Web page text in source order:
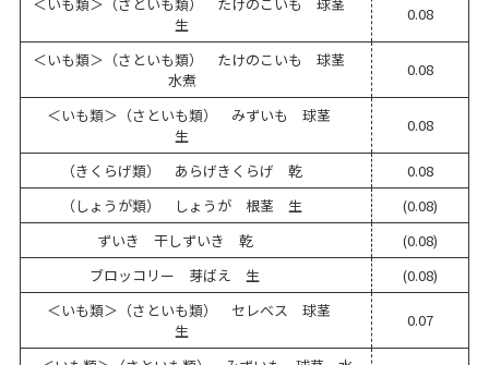
生
0.08
＜いも類＞（さといも類） たけのこいも 球茎
水煮
0.08
＜いも類＞（さといも類） みずいも 球茎
生
0.08
（きくらげ類） あらげきくらげ 乾
0.08
（しょうが類） しょうが 根茎 生
(0.08)
ずいき 干しずいき 乾
(0.08)
ブロッコリー 芽ばえ 生
(0.08)
＜いも類＞（さといも類） セレベス 球茎
生
0.07